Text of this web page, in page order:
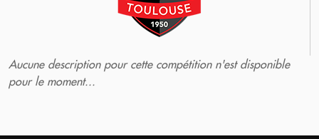
Aucune description pour cette compétition n'est disponible
pour le moment...